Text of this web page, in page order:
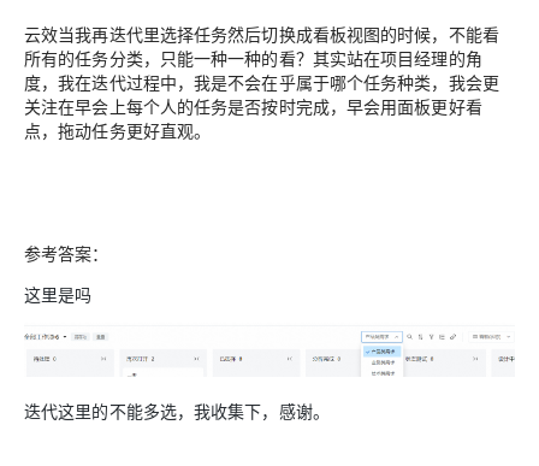
云效当我再迭代里选择任务然后切换成看板视图的时候，不能看
所有的任务分类，只能一种一种的看？其实站在项目经理的角
度，我在迭代过程中，我是不会在乎属于哪个任务种类，我会更
关注在早会上每个人的任务是否按时完成，早会用面板更好看
点，拖动任务更好直观。
参考答案：
这里是吗
迭代这里的不能多选，我收集下，感谢。